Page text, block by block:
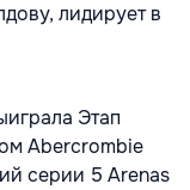
лидирует в
Этап
Abercrombie
серии 5 Arenas